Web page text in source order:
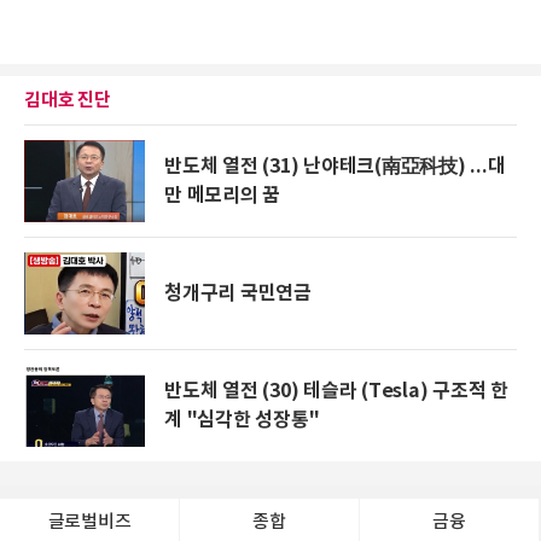
김대호 진단
반도체 열전 (31) 난야테크(南亞科技) ...대
만 메모리의 꿈
청개구리 국민연금
반도체 열전 (30) 테슬라 (Tesla) 구조적 한
계 "심각한 성장통"
글로벌비즈 종합 금융